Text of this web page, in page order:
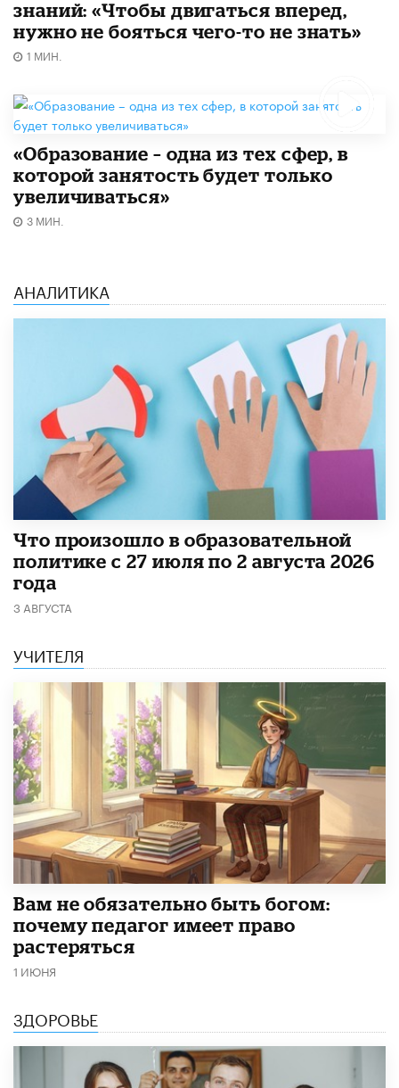
знаний: «Чтобы двигаться вперед,
нужно не бояться чего-то не знать»
1 МИН.
«Образование – одна из тех сфер, в
которой занятость будет только
увеличиваться»
3 МИН.
АНАЛИТИКА
​Что произошло в образовательной
политике с 27 июля по 2 августа 2026
года
3 АВГУСТА
УЧИТЕЛЯ
​Вам не обязательно быть богом:
почему педагог имеет право
растеряться
1 ИЮНЯ
ЗДОРОВЬЕ